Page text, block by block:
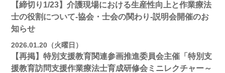
【締切り1/23】介護現場における生産性向上と作業療法
士の役割について-協会・士会の関わり-説明会開催のお
知らせ
2026.01.20（火曜日）
【再掲】特別支援教育関連参画推進委員会主催「特別支
援教育訪問支援作業療法士育成研修会ミニレクチャー～